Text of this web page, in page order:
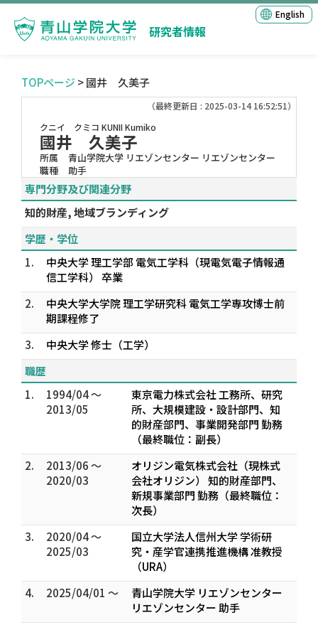
研究者情報
English
TOPページ > 國井 久美子
（最終更新日 : 2025-03-14 16:52:51）
クニイ クミコ KUNII Kumiko
國井 久美子
所属
青山学院大学 リエゾンセンター リエゾンセンター
職種
助手
専門分野及び関連分野
知的財産, 地域ブランディング
学歴・学位
1.
中央大学 理工学部 電気工学科（現電気電子情報通
信工学科） 卒業
2.
中央大学大学院 理工学研究科 電気工学専攻博士前
期課程修了
3.
中央大学 修士（工学）
職歴
1.
1994/04 ～
2013/05
東京電力株式会社 工務所、研究
所、大規模建設・設計部門、知
的財産部門、事業開発部門 勤務
（最終職位：副長）
2.
2013/06 ～
2020/03
オリジン電気株式会社（現株式
会社オリジン） 知的財産部門、
新規事業部門 勤務（最終職位：
次長）
3.
2020/04 ～
2025/03
国立大学法人信州大学 学術研
究・産学官連携推進機構 准教授
（URA）
4.
2025/04/01 ～
青山学院大学 リエゾンセンター
リエゾンセンター 助手